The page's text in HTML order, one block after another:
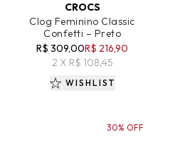
CROCS
Clog Feminino Classic
Confetti – Preto
R$ 309,00R$ 216,90
2 X R$ 108,45
WISHLIST
30% OFF